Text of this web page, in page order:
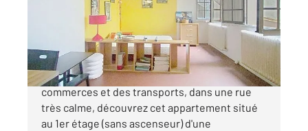
Appartement F1 à vendre
370 000 €
Rue de l'Arbalète À proximité immédiate des
commerces et des transports, dans une rue
très calme, découvrez cet appartement situé
au 1er étage (sans ascenseur) d'une